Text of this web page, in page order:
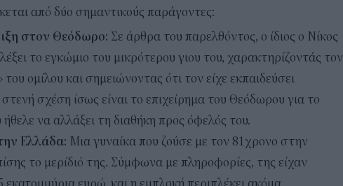
από δύο σημαντικούς παράγοντες:
στον Θεόδωρο: Σε άρθρα του παρελθόντος, ο ίδιος ο Νίκος
το εγκώμιο του μικρότερου γιου του, χαρακτηρίζοντάς τον
του ομίλου και σημειώνοντας ότι τον είχε εκπαιδεύσει
σχέση ίσως είναι το επιχείρημα του Θεόδωρου για το
ήθελε να αλλάξει τη διαθήκη προς όφελός του.
Ελλάδα: Μια γυναίκα που ζούσε με τον 81χρονο στην
το μερίδιό της. Σύμφωνα με πληροφορίες, της είχαν